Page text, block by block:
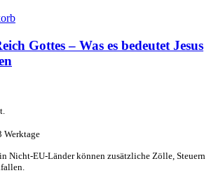
Gottes – Was es bedeutet Jesus
Werktage
Nicht-EU-Länder können zusätzliche Zölle, Steuern